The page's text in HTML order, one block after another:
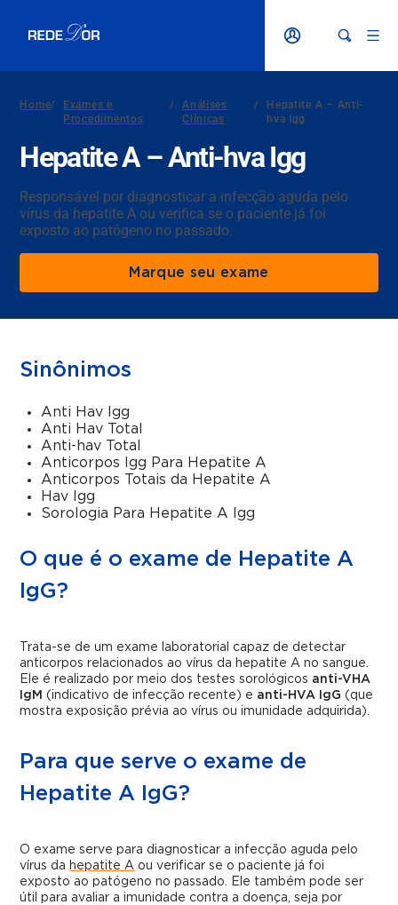
Home/
Exames e
Procedimentos
/
Análises
Clínicas
/
Hepatite A – Anti-
hva Igg
Hepatite A – Anti-hva Igg
Responsável por diagnosticar a infecção aguda pelo
vírus da hepatite A ou verifica se o paciente já foi
exposto ao patógeno no passado.
Marque seu exame
Sinônimos
Anti Hav Igg
Anti Hav Total
Anti-hav Total
Anticorpos Igg Para Hepatite A
Anticorpos Totais da Hepatite A
Hav Igg
Sorologia Para Hepatite A Igg
O que é o exame de Hepatite A
IgG?
Trata-se de um exame laboratorial capaz de detectar
anticorpos relacionados ao vírus da hepatite A no sangue.
Ele é realizado por meio dos testes sorológicos anti-VHA
IgM (indicativo de infecção recente) e anti-HVA IgG (que
mostra exposição prévia ao vírus ou imunidade adquirida).
Para que serve o exame de
Hepatite A IgG?
O exame serve para diagnosticar a infecção aguda pelo
vírus da hepatite A ou verificar se o paciente já foi
exposto ao patógeno no passado. Ele também pode ser
útil para avaliar a imunidade contra a doença, seja por